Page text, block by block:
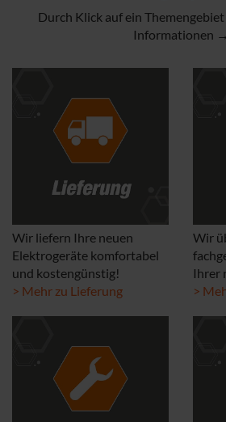
Durch Klick auf ein
Informationen →
Wir liefern Ihre neuen
Elektrogeräte komfortabel
und kostengünstig!
> Mehr zu Lieferung
Wir
Ihrer
>